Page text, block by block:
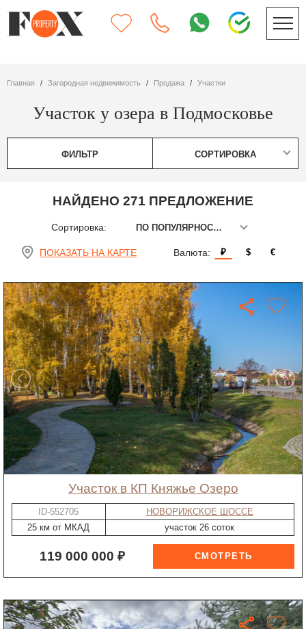
Главная Загородная недвижимость Продажа участки
Участок у озера в Подмосковье
ФИЛЬТР СОРТИРОВКА
НАЙДЕНО 271 ПРЕДЛОЖЕНИЕ
Сортировка: ПО ПОПУЛЯРНОСТИ
ПОКАЗАТЬ НА КАРТЕ Валюта: ₽ $ €
участок в КП Княжье Озеро
ID-552705
НОВОРИЖСКОЕ ШОССЕ
25 км от МКАД
участок 26 соток
119 000 000 ₽